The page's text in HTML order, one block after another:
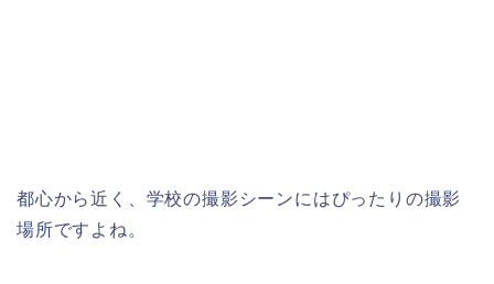
都心から近く、学校の撮影シーンにはぴったりの撮影
場所ですよね。